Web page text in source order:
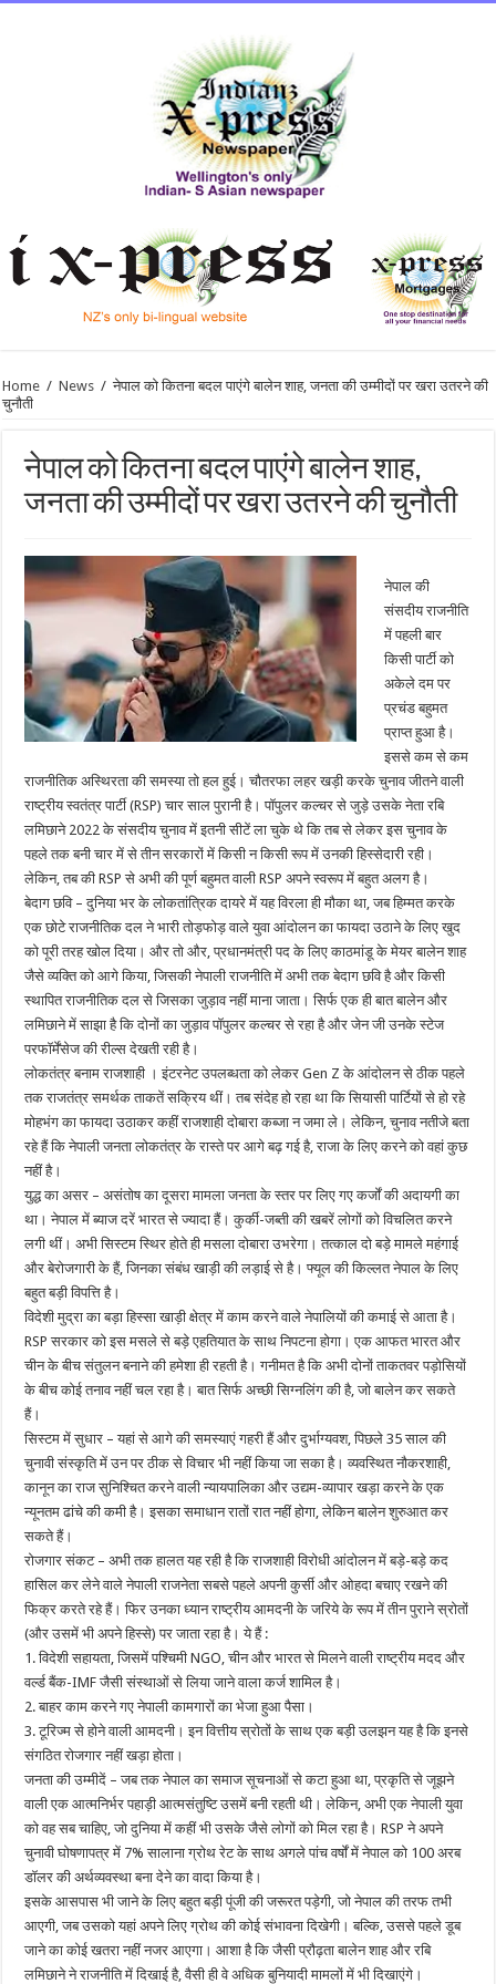
Home / News / नेपाल को कितना बदल पाएंगे बालेन शाह, जनता की उम्मीदों पर खरा उतरने की
चुनौती
नेपाल को कितना बदल पाएंगे बालेन शाह,
जनता की उम्मीदों पर खरा उतरने की चुनौती
नेपाल की
संसदीय राजनीति
में पहली बार
किसी पार्टी को
अकेले दम पर
प्रचंड बहुमत
प्राप्त हुआ है।
इससे कम से कम
राजनीतिक अस्थिरता की समस्या तो हल हुई। चौतरफा लहर खड़ी करके चुनाव जीतने वाली
राष्ट्रीय स्वतंत्र पार्टी (RSP) चार साल पुरानी है। पॉपुलर कल्चर से जुड़े उसके नेता रबि
लमिछाने 2022 के संसदीय चुनाव में इतनी सीटें ला चुके थे कि तब से लेकर इस चुनाव के
पहले तक बनी चार में से तीन सरकारों में किसी न किसी रूप में उनकी हिस्सेदारी रही।
लेकिन, तब की RSP से अभी की पूर्ण बहुमत वाली RSP अपने स्वरूप में बहुत अलग है।
बेदाग छवि – दुनिया भर के लोकतांत्रिक दायरे में यह विरला ही मौका था, जब हिम्मत करके
एक छोटे राजनीतिक दल ने भारी तोड़फोड़ वाले युवा आंदोलन का फायदा उठाने के लिए खुद
को पूरी तरह खोल दिया। और तो और, प्रधानमंत्री पद के लिए काठमांडू के मेयर बालेन शाह
जैसे व्यक्ति को आगे किया, जिसकी नेपाली राजनीति में अभी तक बेदाग छवि है और किसी
स्थापित राजनीतिक दल से जिसका जुड़ाव नहीं माना जाता। सिर्फ एक ही बात बालेन और
लमिछाने में साझा है कि दोनों का जुड़ाव पॉपुलर कल्चर से रहा है और जेन जी उनके स्टेज
परफॉर्मेंसेज की रील्स देखती रही है।
लोकतंत्र बनाम राजशाही । इंटरनेट उपलब्धता को लेकर Gen Z के आंदोलन से ठीक पहले
तक राजतंत्र समर्थक ताकतें सक्रिय थीं। तब संदेह हो रहा था कि सियासी पार्टियों से हो रहे
मोहभंग का फायदा उठाकर कहीं राजशाही दोबारा कब्जा न जमा ले। लेकिन, चुनाव नतीजे बता
रहे हैं कि नेपाली जनता लोकतंत्र के रास्ते पर आगे बढ़ गई है, राजा के लिए करने को वहां कुछ
नहीं है।
युद्ध का असर – असंतोष का दूसरा मामला जनता के स्तर पर लिए गए कर्जों की अदायगी का
था। नेपाल में ब्याज दरें भारत से ज्यादा हैं। कुर्की-जब्ती की खबरें लोगों को विचलित करने
लगी थीं। अभी सिस्टम स्थिर होते ही मसला दोबारा उभरेगा। तत्काल दो बड़े मामले महंगाई
और बेरोजगारी के हैं, जिनका संबंध खाड़ी की लड़ाई से है। फ्यूल की किल्लत नेपाल के लिए
बहुत बड़ी विपत्ति है।
विदेशी मुद्रा का बड़ा हिस्सा खाड़ी क्षेत्र में काम करने वाले नेपालियों की कमाई से आता है।
RSP सरकार को इस मसले से बड़े एहतियात के साथ निपटना होगा। एक आफत भारत और
चीन के बीच संतुलन बनाने की हमेशा ही रहती है। गनीमत है कि अभी दोनों ताकतवर पड़ोसियों
के बीच कोई तनाव नहीं चल रहा है। बात सिर्फ अच्छी सिग्नलिंग की है, जो बालेन कर सकते
हैं।
सिस्टम में सुधार – यहां से आगे की समस्याएं गहरी हैं और दुर्भाग्यवश, पिछले 35 साल की
चुनावी संस्कृति में उन पर ठीक से विचार भी नहीं किया जा सका है। व्यवस्थित नौकरशाही,
कानून का राज सुनिश्चित करने वाली न्यायपालिका और उद्यम-व्यापार खड़ा करने के एक
न्यूनतम ढांचे की कमी है। इसका समाधान रातों रात नहीं होगा, लेकिन बालेन शुरुआत कर
सकते हैं।
रोजगार संकट – अभी तक हालत यह रही है कि राजशाही विरोधी आंदोलन में बड़े-बड़े कद
हासिल कर लेने वाले नेपाली राजनेता सबसे पहले अपनी कुर्सी और ओहदा बचाए रखने की
फिक्र करते रहे हैं। फिर उनका ध्यान राष्ट्रीय आमदनी के जरिये के रूप में तीन पुराने स्रोतों
(और उसमें भी अपने हिस्से) पर जाता रहा है। ये हैं :
1. विदेशी सहायता, जिसमें पश्चिमी NGO, चीन और भारत से मिलने वाली राष्ट्रीय मदद और
वर्ल्ड बैंक-IMF जैसी संस्थाओं से लिया जाने वाला कर्ज शामिल है।
2. बाहर काम करने गए नेपाली कामगारों का भेजा हुआ पैसा।
3. टूरिज्म से होने वाली आमदनी। इन वित्तीय स्रोतों के साथ एक बड़ी उलझन यह है कि इनसे
संगठित रोजगार नहीं खड़ा होता।
जनता की उम्मीदें – जब तक नेपाल का समाज सूचनाओं से कटा हुआ था, प्रकृति से जूझने
वाली एक आत्मनिर्भर पहाड़ी आत्मसंतुष्टि उसमें बनी रहती थी। लेकिन, अभी एक नेपाली युवा
को वह सब चाहिए, जो दुनिया में कहीं भी उसके जैसे लोगों को मिल रहा है। RSP ने अपने
चुनावी घोषणापत्र में 7% सालाना ग्रोथ रेट के साथ अगले पांच वर्षों में नेपाल को 100 अरब
डॉलर की अर्थव्यवस्था बना देने का वादा किया है।
इसके आसपास भी जाने के लिए बहुत बड़ी पूंजी की जरूरत पड़ेगी, जो नेपाल की तरफ तभी
आएगी, जब उसको यहां अपने लिए ग्रोथ की कोई संभावना दिखेगी। बल्कि, उससे पहले डूब
जाने का कोई खतरा नहीं नजर आएगा। आशा है कि जैसी प्रौढ़ता बालेन शाह और रबि
लमिछाने ने राजनीति में दिखाई है, वैसी ही वे अधिक बुनियादी मामलों में भी दिखाएंगे।